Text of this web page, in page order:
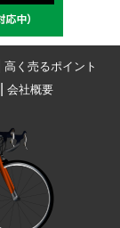
高く売るポイント
会社概要